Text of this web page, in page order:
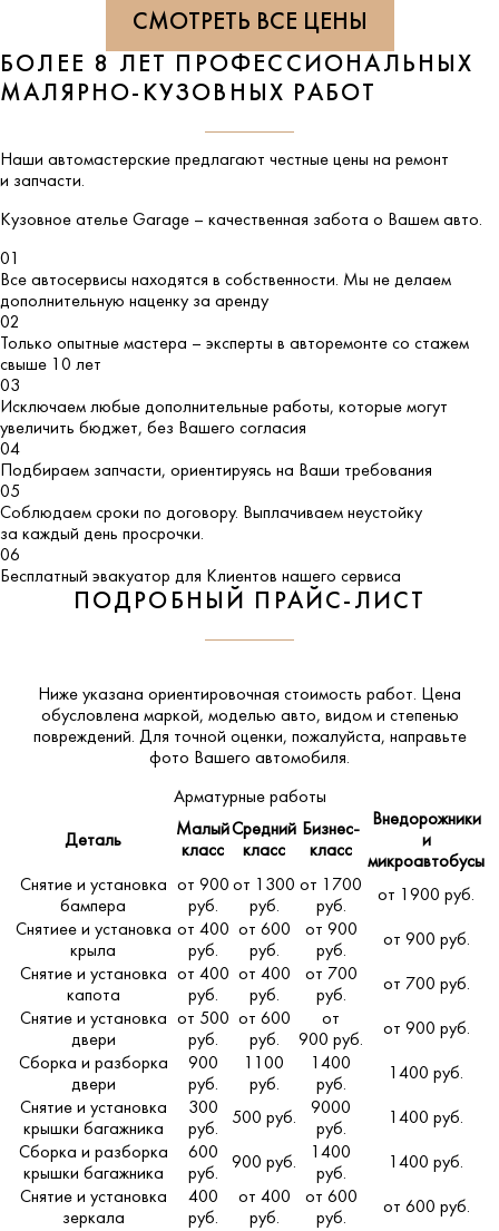
СМОТРЕТЬ ВСЕ ЦЕНЫ
БОЛЕЕ 8 ЛЕТ ПРОФЕССИОНАЛЬНЫХ
МАЛЯРНО-КУЗОВНЫХ РАБОТ
Наши автомастерские предлагают честные цены на ремонт
и запчасти.
Кузовное ателье Garage – качественная забота о Вашем авто.
01
Все автосервисы находятся в собственности. Мы не делаем
дополнительную наценку за аренду
02
Только опытные мастера – эксперты в авторемонте со стажем
свыше 10 лет
03
Исключаем любые дополнительные работы, которые могут
увеличить бюджет, без Вашего согласия
04
Подбираем запчасти, ориентируясь на Ваши требования
05
Соблюдаем сроки по договору. Выплачиваем неустойку
за каждый день просрочки.
06
Бесплатный эвакуатор для Клиентов нашего сервиса
ПОДРОБНЫЙ ПРАЙС-ЛИСТ
Ниже указана ориентировочная стоимость работ. Цена
обусловлена маркой, моделью авто, видом и степенью
повреждений. Для точной оценки, пожалуйста, направьте
фото Вашего автомобиля.
Арматурные работы
Деталь
Малый
класс
Средний
класс
Бизнес-
класс
Внедорожники
и
микроавтобусы
Снятие и установка
бампера
от 900
руб.
от 1300
руб.
от 1700
руб.
от 1900 руб.
Снятиее и установка
крыла
от 400
руб.
от 600
руб.
от 900
руб.
от 900 руб.
Снятие и установка
капота
от 400
руб.
от 400
руб.
от 700
руб.
от 700 руб.
Снятие и установка
двери
от 500
руб.
от 600
руб.
от
900 руб.
от 900 руб.
Сборка и разборка
двери
900
руб.
1100
руб.
1400
руб.
1400 руб.
Снятие и установка
крышки багажника
300
руб.
500 руб.
9000
руб.
1400 руб.
Сборка и разборка
крышки багажника
600
руб.
900 руб.
1400
руб.
1400 руб.
Снятие и установка
зеркала
400
руб.
от 400
руб.
от 600
руб.
от 600 руб.